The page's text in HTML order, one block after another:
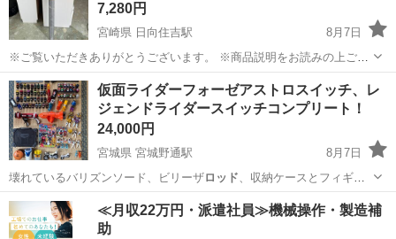
7,280円
宮崎県 日向住吉駅
8月7日
※ご覧いただきありがとうございます。 ※商品説明をお読みの上ご納
得の上でご購入お願い致します。 こちらの商品は住吉店にございま
す。 商品名：SZM SUZUMI SPECIAL MULTI MESH 船3...
宮崎 宮崎市 日向住吉駅 SZM
仮面ライダーフォーゼアストロスイッチ、レ
ジェンドライダースイッチコンプリート！
24,000円
宮城県 宮城野通駅
8月7日
壊れているバリズンソード、ビリーザロッド 、収納ケースとフィギュ
ア、本などはおま…
宮城 仙台市 宮城野通駅 おもちゃ スイッチ
≪月収22万円・派遣社員≫機械操作・製造補
助